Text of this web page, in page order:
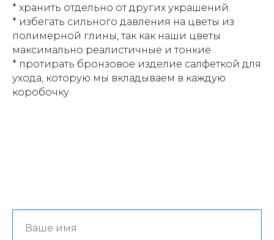
* хранить отдельно от других украшений.
* избегать сильного давления на цветы из
полимерной глины, так как наши цветы
максимально реалистичные и тонкие
* протирать бронзовое изделие салфеткой для
ухода, которую мы вкладываем в каждую
коробочку